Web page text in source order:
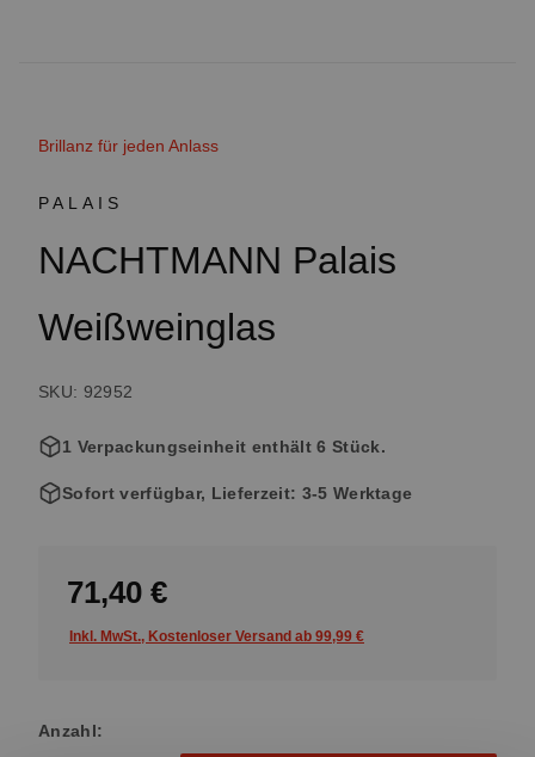
Brillanz für jeden Anlass
PALAIS
NACHTMANN Palais
Weißweinglas
SKU: 92952
1 Verpackungseinheit enthält 6 Stück.
Sofort verfügbar, Lieferzeit: 3-5 Werktage
71,40 €
Inkl. MwSt., Kostenloser Versand ab 99,99 €
Anzahl: